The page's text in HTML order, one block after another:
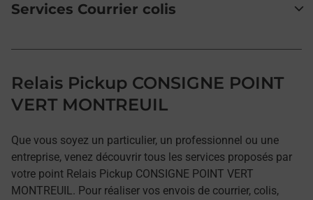
Services Courrier colis
Relais Pickup CONSIGNE POINT
VERT MONTREUIL
Que vous soyez un particulier, un professionnel ou une
entreprise, venez découvrir tous les services proposés par
votre point Relais Pickup CONSIGNE POINT VERT
MONTREUIL. Pour réaliser vos envois de courrier, colis,